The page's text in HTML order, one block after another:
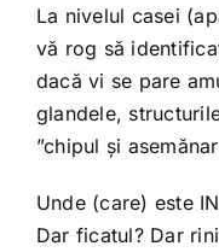
La nivelul casei
vă rog să
dacă vi se pare
glandele,
”chipul și
Unde (care) este
Dar ficatul? Dar